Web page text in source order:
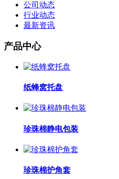
公司动态
行业动态
最新资讯
产品中心
纸蜂窝托盘
珍珠棉静电包装
珍珠棉护角套